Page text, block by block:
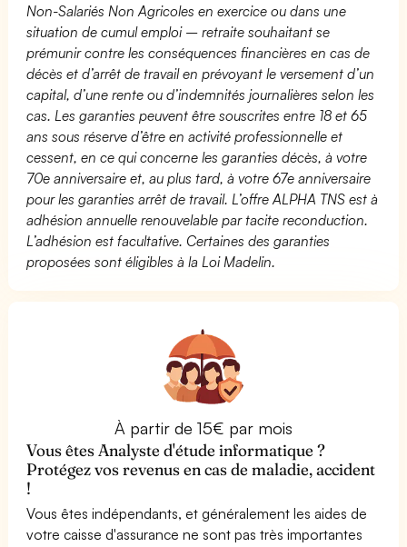
Non-Salariés Non Agricoles en exercice ou dans une
situation de cumul emploi – retraite souhaitant se
prémunir contre les conséquences financières en cas de
décès et d’arrêt de travail en prévoyant le versement d’un
capital, d’une rente ou d’indemnités journalières selon les
cas. Les garanties peuvent être souscrites entre 18 et 65
ans sous réserve d’être en activité professionnelle et
cessent, en ce qui concerne les garanties décès, à votre
70e anniversaire et, au plus tard, à votre 67e anniversaire
pour les garanties arrêt de travail. L’offre ALPHA TNS est à
adhésion annuelle renouvelable par tacite reconduction.
L’adhésion est facultative. Certaines des garanties
proposées sont éligibles à la Loi Madelin.
À partir de 15€ par mois
Vous êtes Analyste d'étude informatique ?
Protégez vos revenus en cas de maladie, accident
!
Vous êtes indépendants, et généralement les aides de
votre caisse d'assurance ne sont pas très importantes